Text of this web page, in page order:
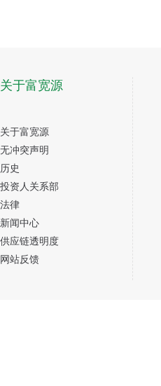
关于富宽源
关于富宽源
无冲突声明
历史
投资人关系部
法律
新闻中心
供应链透明度
网站反馈